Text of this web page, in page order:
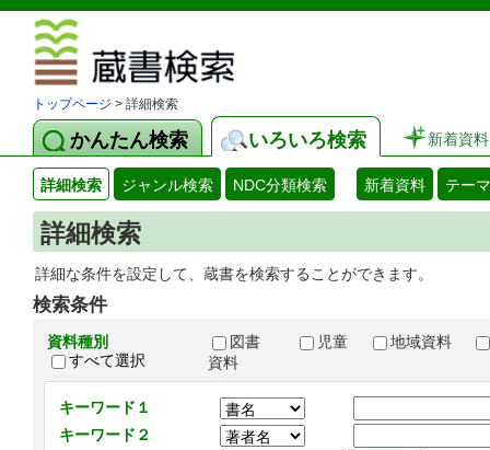
トップページ > 詳細検索
かんたん検索 いろいろ検索 新着資料
詳細検索 ジャンル検索 NDC分類検索 新着資料 テー
詳細検索
詳細な条件を設定して、蔵書を検索することができます。
検索条件
資料種別
すべて選択
図書 児童
地域資料
資料
キーワード１
キーワード２